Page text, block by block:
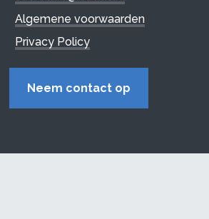
Algemene voorwaarden
Privacy Policy
Neem contact op